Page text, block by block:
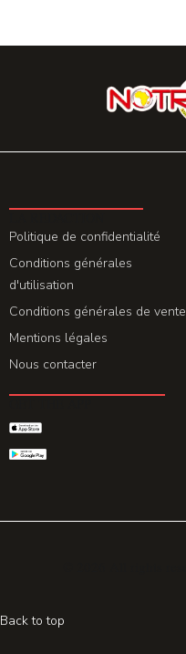
Politique de confidentialité
Conditions générales
d'utilisation
Conditions générales de vente
Mentions légales
Nous contacter
Back to top